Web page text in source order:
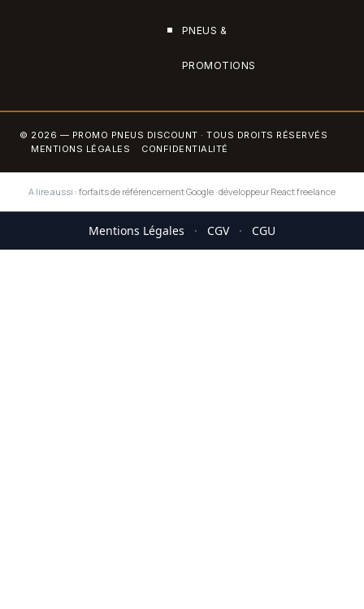
PNEUS &
PROMOTIONS
© 2026 — PROMO PNEUS DISCOUNT · TOUS DROITS RÉSERVÉS
MENTIONS LÉGALES
CONFIDENTIALITÉ
A lire aussi : forfaits de référencement Google ·développeur React freelance
Mentions Légales · CGV · CGU